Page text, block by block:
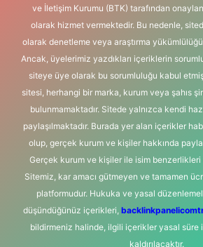
ve İletişim Kurumu (BTK) tarafından
olarak hizmet vermektedir. Bu nedenle,
olarak denetleme veya araştırma
Ancak, üyelerimiz yazdıkları içeriklerin
siteye üye olarak bu sorumluluğu kabul
sitesi, herhangi bir marka, kurum veya şahıs
bulunmamaktadır. Sitede yalnızca kendi
paylaşılmaktadır. Burada yer alan içerikler
olup, gerçek kurum ve kişiler hakkında
Gerçek kurum ve kişiler ile isim
Sitemiz, kar amacı gütmeyen ve tamamen
platformudur. Hukuka ve yasal
düşündüğünüz içerikleri,
bildirmeniz halinde, ilgili içerikler yasal süre
kaldırılacaktır.